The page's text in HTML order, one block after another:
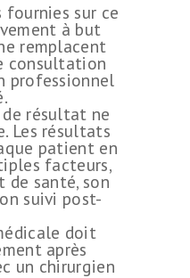
sur ce
à but
remplacent
consultation
professionnel
résultat ne
Les résultats
patient en
facteurs,
santé, son
suivi post-
doit
après
un chirurgien